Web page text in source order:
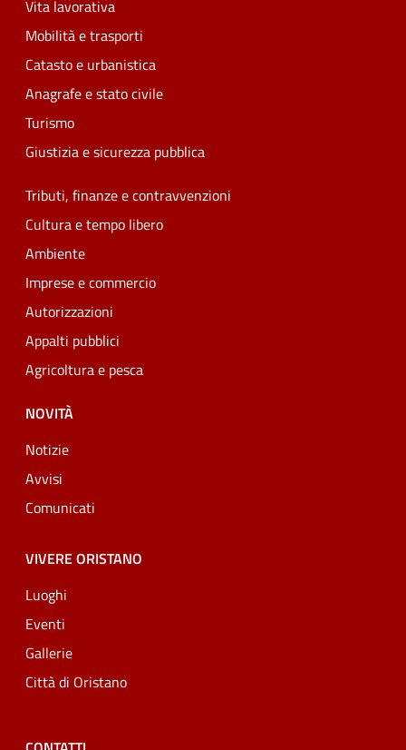
Vita lavorativa
Mobilità e trasporti
Catasto e urbanistica
Anagrafe e stato civile
Turismo
Giustizia e sicurezza pubblica
Tributi, finanze e contravvenzioni
Cultura e tempo libero
Ambiente
Imprese e commercio
Autorizzazioni
Appalti pubblici
Agricoltura e pesca
NOVITÀ
Notizie
Avvisi
Comunicati
VIVERE ORISTANO
Luoghi
Eventi
Gallerie
Città di Oristano